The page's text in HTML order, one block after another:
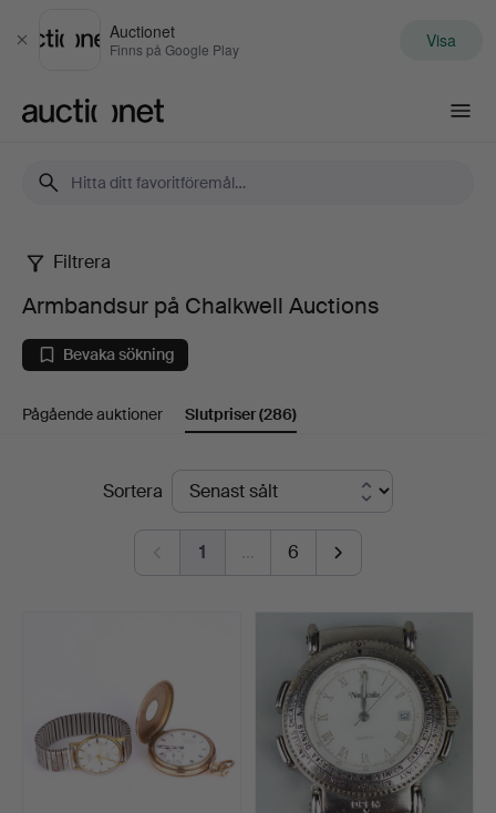
Stäng
Auctionet
Finns på Google Play Visa
Armbandsur
på
Chalkwell
Auctions
Filtrera
Armbandsur på Chalkwell Auctions
Bevaka sökning
Pågående auktioner Slutpriser(286)
SlutpriserSortera
1 … 6